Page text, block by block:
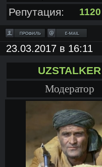
Репутация:
1120
23.03.2017 в 16:11
UZSTALKER
Модератор